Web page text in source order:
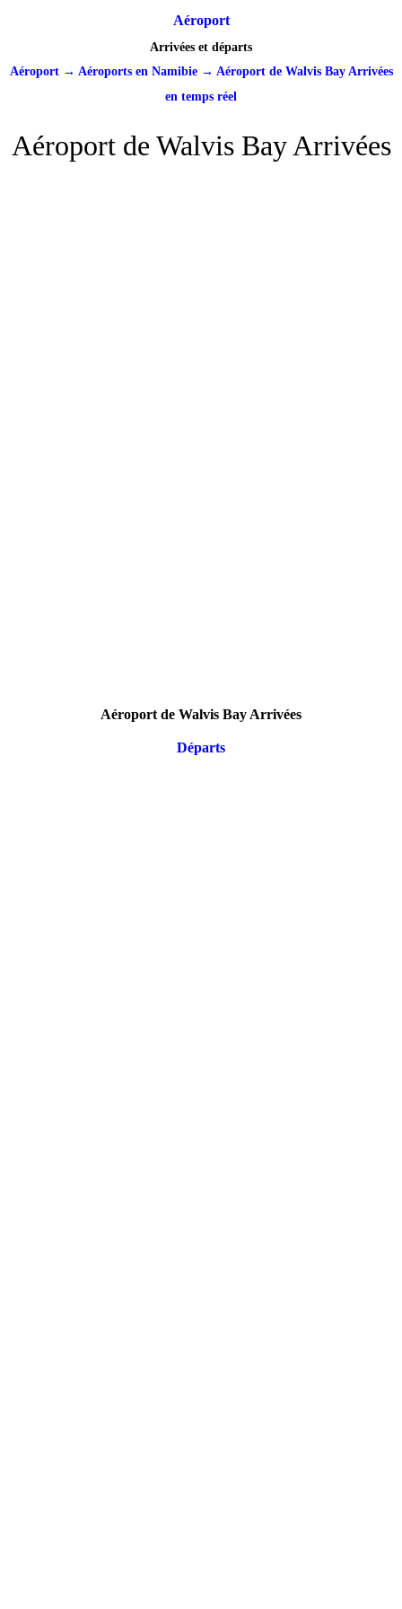
Aéroport
Arrivées et départs
Aéroport→ Aéroports en Namibie→ Aéroport de Walvis Bay Arrivées
en temps réel
Aéroport de Walvis Bay Arrivées
Aéroport de Walvis Bay Arrivées
Départs